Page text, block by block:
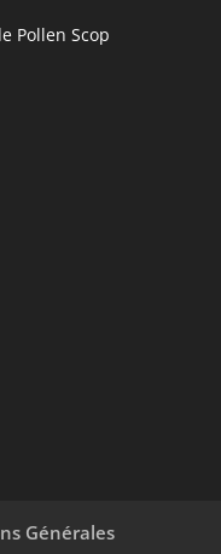
Pollen Scop
Générales